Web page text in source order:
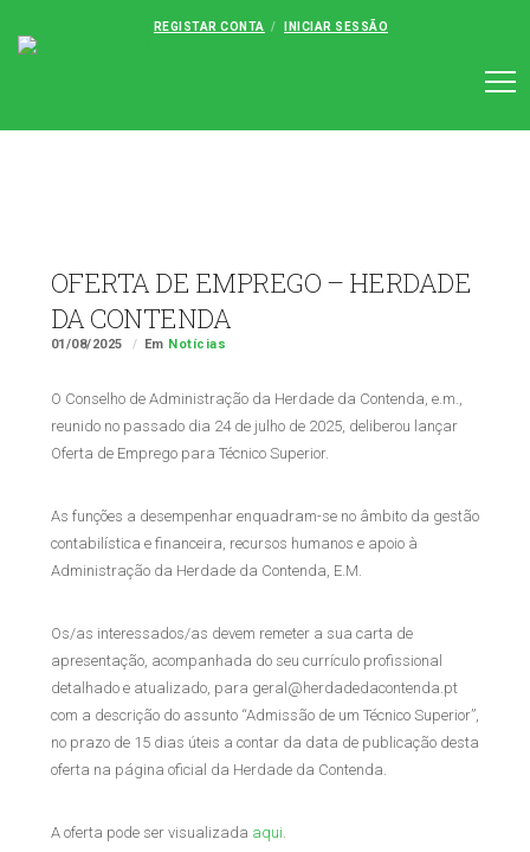
REGISTAR CONTA INICIAR SESSÃO
OFERTA DE EMPREGO – HERDADE
DA CONTENDA
01/08/2025 Em Notícias
O Conselho de Administração da Herdade da Contenda, e.m.,
reunido no passado dia 24 de julho de 2025, deliberou lançar
Oferta de Emprego para Técnico Superior.
As funções a desempenhar enquadram-se no âmbito da gestão
contabilística e financeira, recursos humanos e apoio à
Administração da Herdade da Contenda, E.M.
Os/as interessados/as devem remeter a sua carta de
apresentação, acompanhada do seu currículo profissional
detalhado e atualizado, para geral@herdadedacontenda.pt
com a descrição do assunto “Admissão de um Técnico Superior”,
no prazo de 15 dias úteis a contar da data de publicação desta
oferta na página oficial da Herdade da Contenda.
A oferta pode ser visualizada aqui.